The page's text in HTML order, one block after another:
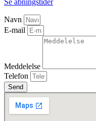
Se åbningstider
Navn
E-mail
Meddelelse
Telefon
Send